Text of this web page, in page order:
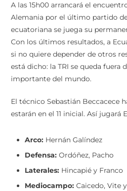
A las 15h00 arrancará el
Alemania por el último partido
ecuatoriana se juega su
Con los últimos resultados, a
si no quiere depender de otros
está dicho: la TRI se queda fuera
importante del mundo.
El técnico Sebastián Beccacece
estarán en el 11 inicial. Así jugará
Arco: Hernán Galíndez
Defensa: Ordóñez, Pacho
Laterales: Hincapié y Franco
Mediocampo: Caicedo, Vite